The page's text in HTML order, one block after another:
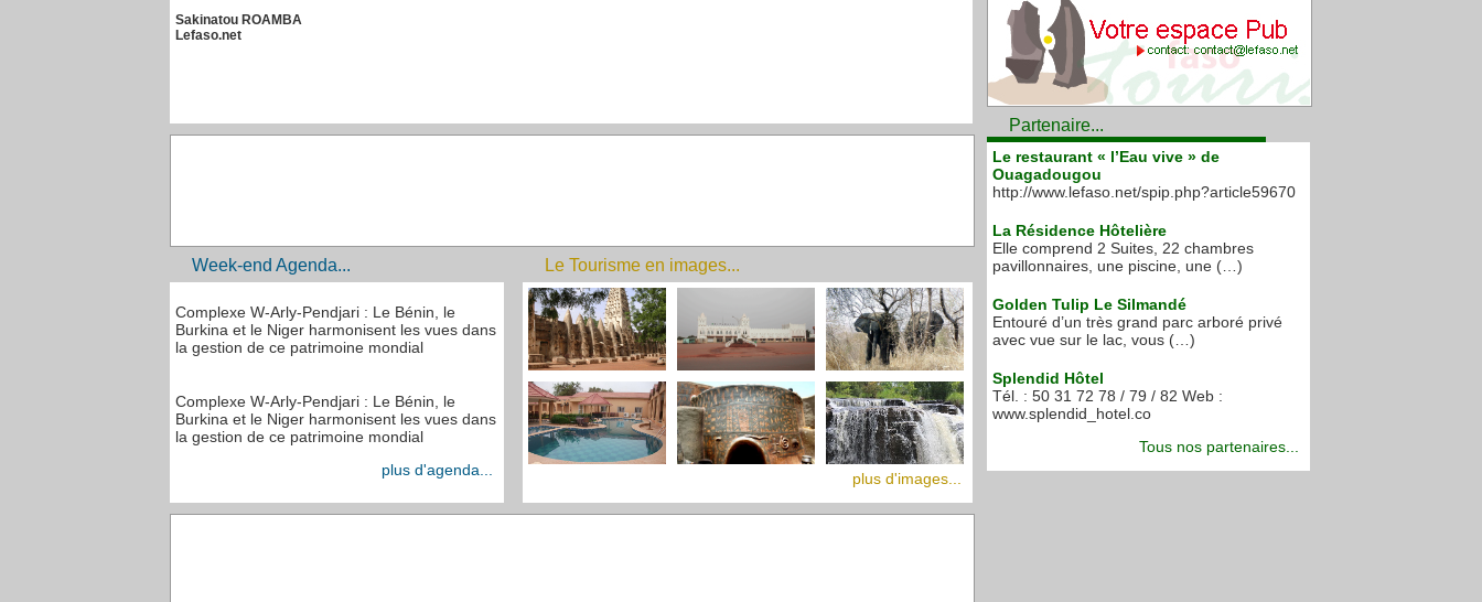
Sakinatou ROAMBA
Lefaso.net
Week-end Agenda...
Complexe W-Arly-Pendjari : Le Bénin, le
Burkina et le Niger harmonisent les vues dans
la gestion de ce patrimoine mondial
Complexe W-Arly-Pendjari : Le Bénin, le
Burkina et le Niger harmonisent les vues dans
la gestion de ce patrimoine mondial
plus d'agenda...
Le Tourisme en images...
plus d'images...
Partenaire...
Le restaurant « l’Eau vive » de
Ouagadougou
http://www.lefaso.net/spip.php?article59670
La Résidence Hôtelière
Elle comprend 2 Suites, 22 chambres
pavillonnaires, une piscine, une (…)
Golden Tulip Le Silmandé
Entouré d’un très grand parc arboré privé
avec vue sur le lac, vous (…)
Splendid Hôtel
Tél. : 50 31 72 78 / 79 / 82 Web :
www.splendid_hotel.co
Tous nos partenaires...